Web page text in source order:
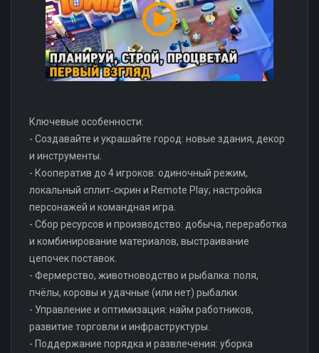
Ключевые особенности:
- Создавайте и украшайте город: новые здания, декор
и инструменты.
- Кооператив до 4 игроков: одиночный режим,
локальный сплит‑скрин и Remote Play; настройка
персонажей и командная игра.
- Сбор ресурсов и производство: добыча, переработка
и комбинирование материалов, выстраивание
цепочек поставок.
- Фермерство, животноводство и рыбалка: поля,
пчёлы, коровы и удачные (или нет) рыбалки.
- Управление и оптимизация: найм работников,
развитие торговли и инфраструктуры.
- Поддержание порядка и развлечения: уборка